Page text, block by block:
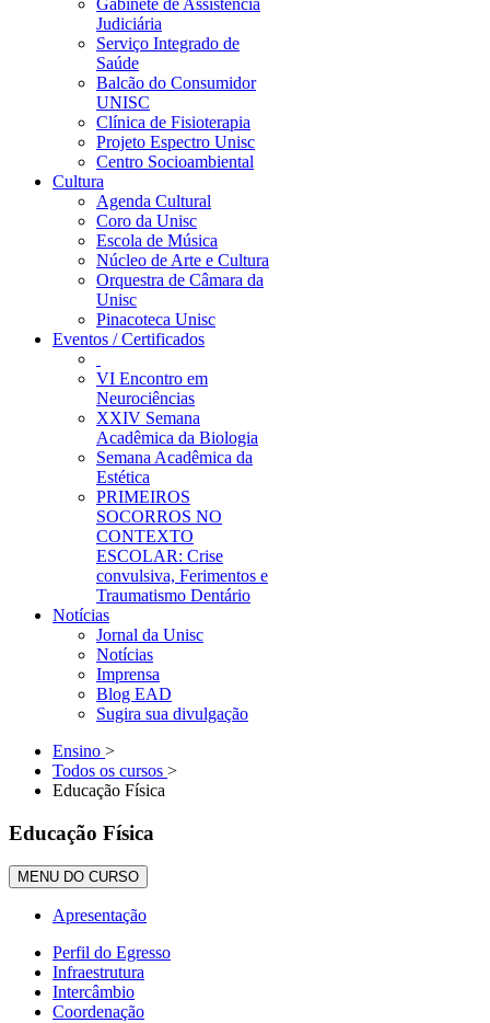
Gabinete de Assistência
Judiciária
Serviço Integrado de
Saúde
Balcão do Consumidor
UNISC
Clínica de Fisioterapia
Projeto Espectro Unisc
Centro Socioambiental
Cultura
Agenda Cultural
Coro da Unisc
Escola de Música
Núcleo de Arte e Cultura
Orquestra de Câmara da
Unisc
Pinacoteca Unisc
Eventos / Certificados
VI Encontro em
Neurociências
XXIV Semana
Acadêmica da Biologia
Semana Acadêmica da
Estética
PRIMEIROS
SOCORROS NO
CONTEXTO
ESCOLAR: Crise
convulsiva, Ferimentos e
Traumatismo Dentário
Notícias
Jornal da Unisc
Notícias
Imprensa
Blog EAD
Sugira sua divulgação
Ensino >
Todos os cursos >
Educação Física
Educação Física
MENU DO CURSO
Apresentação
Perfil do Egresso
Infraestrutura
Intercâmbio
Coordenação